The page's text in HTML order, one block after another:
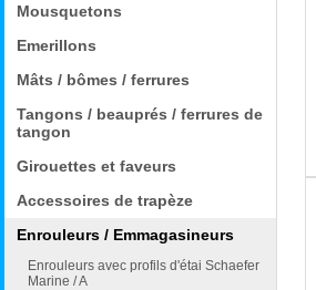
Mousquetons
Emerillons
Mâts / bômes / ferrures
Tangons / beauprés / ferrures de
tangon
Girouettes et faveurs
Accessoires de trapèze
Enrouleurs / Emmagasineurs
Enrouleurs avec profils d'étai Schaefer
Marine / A